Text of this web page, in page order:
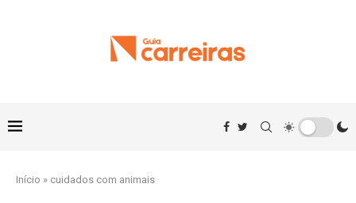
Início » cuidados com animais